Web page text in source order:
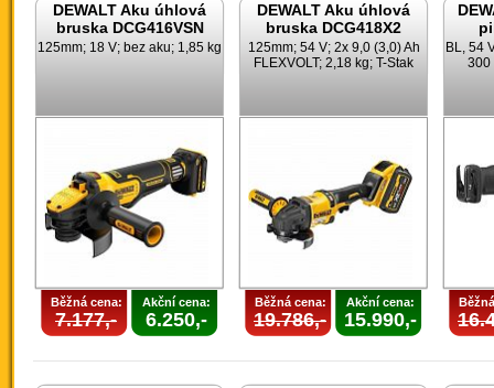
DEWALT Aku úhlová
bruska DCG416VSN
125mm; 18 V; bez aku; 1,85 kg
Běžná cena:
7.177,-
Akční cena:
6.250,-
DEWALT Aku úhlová
bruska DCG418X2
125mm; 54 V; 2x 9,0 (3,0) Ah
FLEXVOLT; 2,18 kg; T-Stak
Běžná cena:
19.786,-
Akční cena:
15.990,-
BL, 54
300